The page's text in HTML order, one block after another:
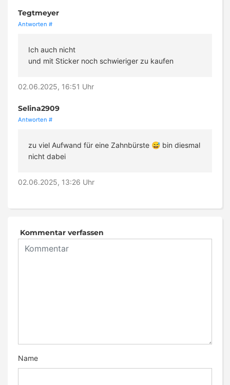
Tegtmeyer
Antworten #
Ich auch nicht
und mit Sticker noch schwieriger zu kaufen
02.06.2025, 16:51 Uhr
Selina2909
Antworten #
zu viel Aufwand für eine Zahnbürste 😅 bin diesmal
nicht dabei
02.06.2025, 13:26 Uhr
Kommentar verfassen
Name